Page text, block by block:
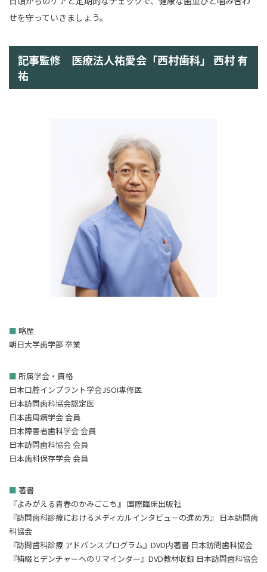
せを守っていきましょう。
記事監修 医療法人祐愛会「西村歯科」 西村 有
祐
■ 略歴
朝日大学歯学部 卒業
■ 所属学会・資格
日本口腔インプラント学会JSOI専修医
日本訪問歯科協会認定医
日本歯周病学会 会員
日本障害者歯科学会 会員
日本訪問歯科協会 会員
日本歯科保存学会 会員
■ 著書
『よみがえる青春のかみごこち』 国際臨床出版社
『訪問歯科診療におけるメディカルインタビューの進め方』 日本訪問歯
科協会
『訪問歯科診療 アドバンスプログラム』DVD内著書 日本訪問歯科協会
『補綴とデンチャーへのリマインダー』DVD教材収録 日本訪問歯科協会